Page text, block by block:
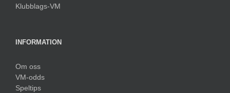
Klubblags-VM
INFORMATION
Om oss
VM-odds
Speltips